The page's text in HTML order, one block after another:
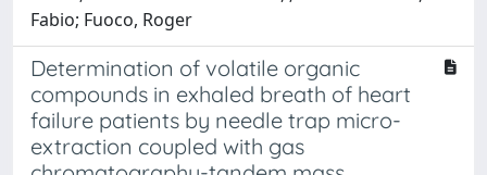
Fabio; Fuoco, Roger
Determination of volatile organic
compounds in exhaled breath of heart
failure patients by needle trap micro-
extraction coupled with gas